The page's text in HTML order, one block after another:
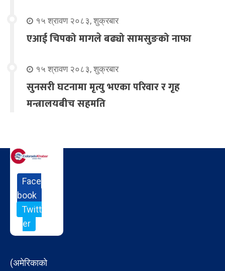
१५ श्रावण २०८३, शुक्रबार
एआई चिपको मागले बढ्यो सामसुङको नाफा
१५ श्रावण २०८३, शुक्रबार
सुनसरी घटनामा मृत्यु भएका परिवार र गृह
मन्त्रालयबीच सहमति
Face
book
Twitt
er
(अमेरिकाको